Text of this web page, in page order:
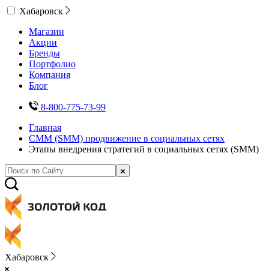
Хабаровск
Магазин
Акции
Бренды
Портфолио
Компания
Блог
8-800-775-73-99
Главная
СММ (SMM) продвижение в социальных сетях
Этапы внедрения стратегий в социальных сетях (SMM)
Хабаровск